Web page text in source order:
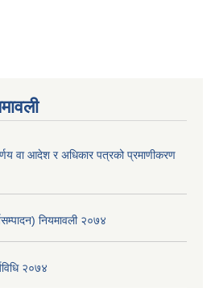
वा आदेश र अधिकार पत्रको प्रमाणीकरण
नियमावली २०७४
२०७४